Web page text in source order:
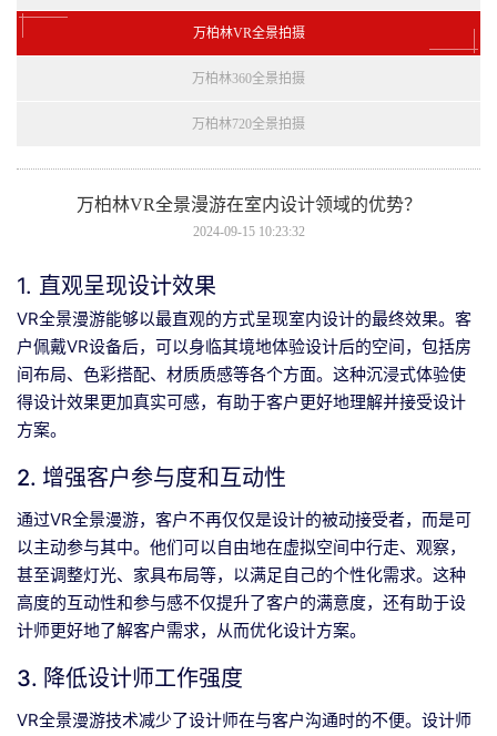
万柏林VR全景拍摄
万柏林360全景拍摄
万柏林720全景拍摄
万柏林VR全景漫游在室内设计领域的优势？
2024-09-15 10:23:32
1. 直观呈现设计效果
VR全景漫游能够以最直观的方式呈现室内设计的最终效果。客
户佩戴VR设备后，可以身临其境地体验设计后的空间，包括房
间布局、色彩搭配、材质质感等各个方面。这种沉浸式体验使
得设计效果更加真实可感，有助于客户更好地理解并接受设计
方案。
2. 增强客户参与度和互动性
通过VR全景漫游，客户不再仅仅是设计的被动接受者，而是可
以主动参与其中。他们可以自由地在虚拟空间中行走、观察，
甚至调整灯光、家具布局等，以满足自己的个性化需求。这种
高度的互动性和参与感不仅提升了客户的满意度，还有助于设
计师更好地了解客户需求，从而优化设计方案。
3. 降低设计师工作强度
VR全景漫游技术减少了设计师在与客户沟通时的不便。设计师